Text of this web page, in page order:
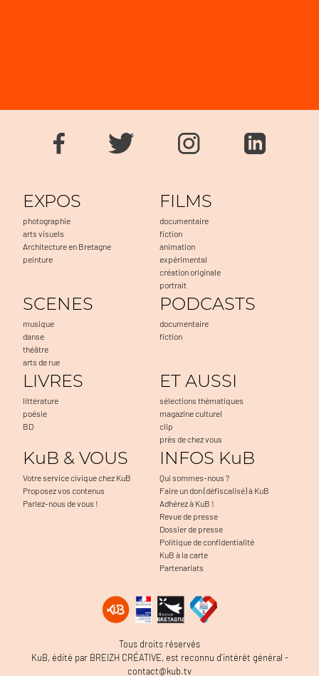
EXPOS
photographie
arts visuels
Architecture en Bretagne
peinture
FILMS
documentaire
fiction
animation
expérimental
création originale
portrait
SCENES
musique
danse
théâtre
arts de rue
PODCASTS
documentaire
fiction
LIVRES
littérature
poésie
BD
ET AUSSI
sélections thématiques
magazine culturel
clip
près de chez vous
KuB & VOUS
Votre service civique chez KuB
Proposez vos contenus
Parlez-nous de vous !
INFOS KuB
Qui sommes-nous ?
Faire un don (défiscalisé) à KuB
Adhérez à KuB !
Revue de presse
Dossier de presse
Politique de confidentialité
KuB à la carte
Partenariats
Tous droits réservés
KuB, édité par BREIZH CRÉATIVE, est reconnu d’intérêt général -
contact@kub.tv